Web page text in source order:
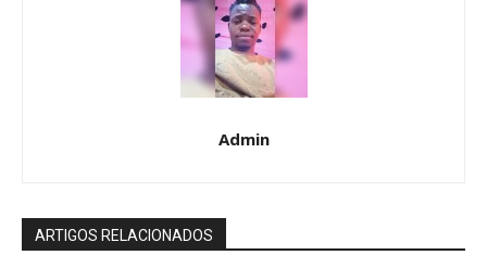
Admin
ARTIGOS RELACIONADOS